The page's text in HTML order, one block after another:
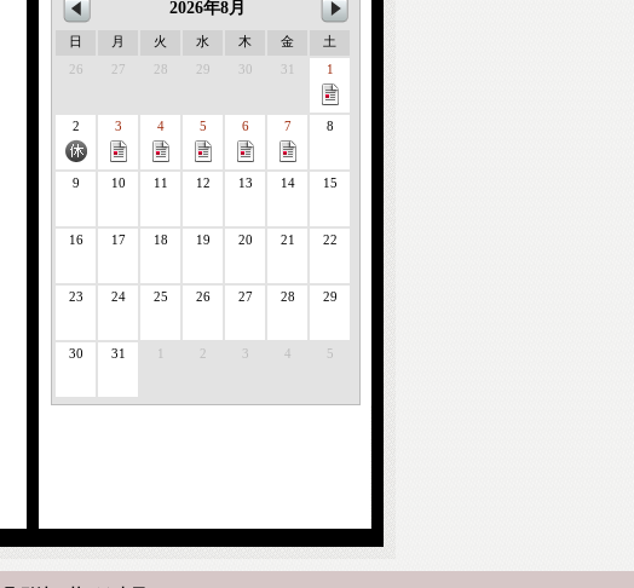
2026年8月
日 月 火 水 木 金 土
26 27 28 29 30 31 1
2 3 4 5 6 7 8
9 10 11 12 13 14 15
16 17 18 19 20 21 22
23 24 25 26 27 28 29
30 31 1 2 3 4 5